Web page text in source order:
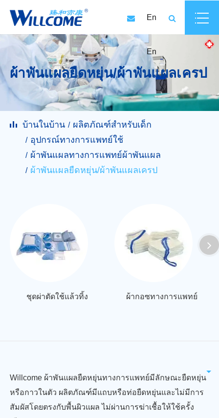
En
En
ผ้าพันแผลยืดหยุ่น/ผ้าพันแผลเครป
บ้านในบ้าน
ผลิตภัณฑ์สำหรับเด็ก
อุปกรณ์ทางการแพทย์ใช้
ผ้าพันแผลทางการแพทย์ผ้าพันแผล
ผ้าพันแผลยืดหยุ่น/ผ้าพันแผลเครป
ชุดผ่าตัดใช้แล้วทิ้ง ผ้ากอซทางการแพทย์
Willcome ผ้าพันแผลยืดหยุ่นทางการแพทย์มีลักษณะยืดหยุ่น
หรือกาวในตัว ผลิตภัณฑ์มีแถบหรือท่อยืดหยุ่นและไม่มีการ
สัมผัสโดยตรงกับพื้นผิวแผล ไม่ผ่านการฆ่าเชื้อให้ใช้ครั้ง